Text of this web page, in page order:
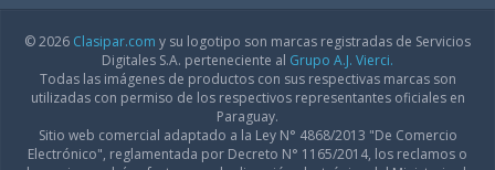
© 2026 Clasipar.com y su logotipo son marcas registradas de Servicios
Digitales S.A. perteneciente al Grupo A.J. Vierci.
Todas las imágenes de productos con sus respectivas marcas son
utilizadas con permiso de los respectivos representantes oficiales en
Paraguay.
Sitio web comercial adaptado a la Ley N° 4868/2013 "De Comercio
Electrónico", reglamentada por Decreto N° 1165/2014, los reclamos o